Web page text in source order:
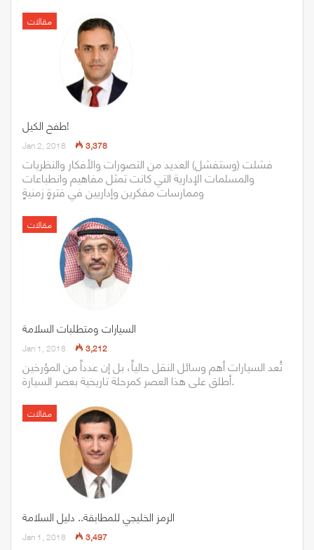
مقالات
طفح الكيل!
Jan 2, 2018 3,378
فشلت (وستفشل) العديد من التصورات والأفكار والنظريات
والمسلمات الإدارية التي كانت تمثل مفاهيم وانطباعات
وممارسات مفكرين وإداريين في فترةٍ زمنيةٍ
مقالات
السيارات ومتطلبات السلامة
Jan 1, 2018 3,212
تُعد السيارات أهم وسائل النقل حالياً، بل إن عدداً من المؤرخين
أطلق على هذا العصر كمرحلة تاريخية بعصر السيارة.
مقالات
الرمز الخليجي للمطابقة.. دليل السلامة
Jan 1, 2018 3,497